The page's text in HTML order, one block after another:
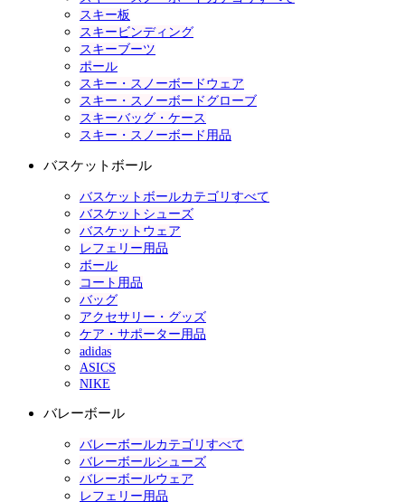
スキー板
スキービンディング
スキーブーツ
ポール
スキー・スノーボードウェア
スキー・スノーボードグローブ
スキーバッグ・ケース
スキー・スノーボード用品
バスケットボール
バスケットボールカテゴリすべて
バスケットシューズ
バスケットウェア
レフェリー用品
ボール
コート用品
バッグ
アクセサリー・グッズ
ケア・サポーター用品
adidas
ASICS
NIKE
バレーボール
バレーボールカテゴリすべて
バレーボールシューズ
バレーボールウェア
レフェリー用品